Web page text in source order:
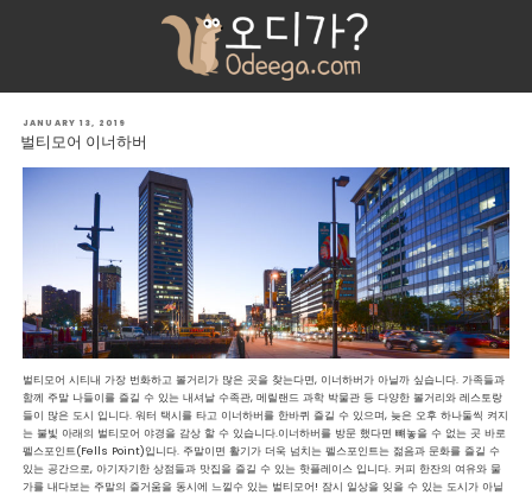
CATEGORY: CITY GUIDE
POSTED
ON
JANUARY 13, 2019
벌티모어 이너하버
벌티모어 시티내 가장 번화하고 볼거리가 많은 곳을 찾는다면, 이너하버가 아닐까 싶습니다. 가족들과
함께 주말 나들이를 즐길 수 있는 내셔날 수족관, 메릴랜드 과학 박물관 등 다양한 볼거리와 레스토랑
들이 많은 도시 입니다. 워터 택시를 타고 이너하버를 한바퀴 즐길 수 있으며, 늦은 오후 하나둘씩 켜지
는 불빛 아래의 벌티모어 야경을 감상 할 수 있습니다.이너하버를 방문 했다면 뺴놓을 수 없는 곳 바로
펠스포인트(Fells Point)입니다. 주말이면 활기가 더욱 넘치는 펠스포인트는 젊음과 문화를 즐길 수
있는 공간으로, 아기자기한 상점들과 맛집을 즐길 수 있는 핫플레이스 입니다. 커피 한잔의 여유와 물
가를 내다보는 주말의 즐거움을 동시에 느낄수 있는 벌티모어! 잠시 일상을 잊을 수 있는 도시가 아닐